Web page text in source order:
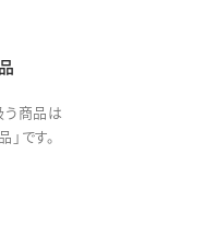
う商品は
です。